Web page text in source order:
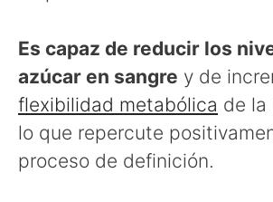
Es capaz de reducir los
azúcar en sangre y de
flexibilidad metabólica de la
lo que repercute
proceso de definición.